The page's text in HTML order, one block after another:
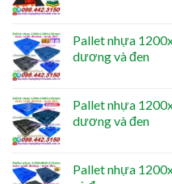
Pallet nhựa
dương và đen
Pallet nhựa
dương và đen
Pallet nhựa